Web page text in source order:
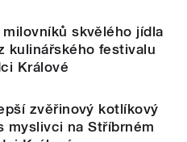
skvělého jídla
kulinářského festivalu
Králové
zvěřinový kotlíkový
myslivci na Stříbrném